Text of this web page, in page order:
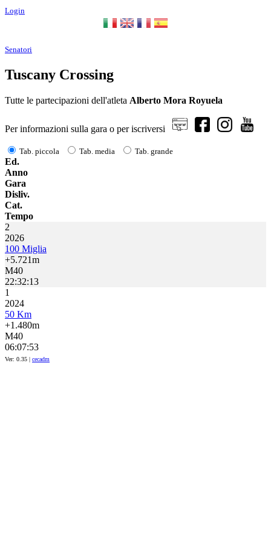
Login
Senatori
Tuscany Crossing
Tutte le partecipazioni dell'atleta Alberto Mora Royuela
Per informazioni sulla gara o per iscriversi
Tab. piccola Tab. media Tab. grande
Ed.
Anno
Gara
Disliv.
Cat.
Tempo
2
2026
100 Miglia
+5.721m
M40
22:32:13
1
2024
50 Km
+1.480m
M40
06:07:53
Ver: 0.35 | cecadm